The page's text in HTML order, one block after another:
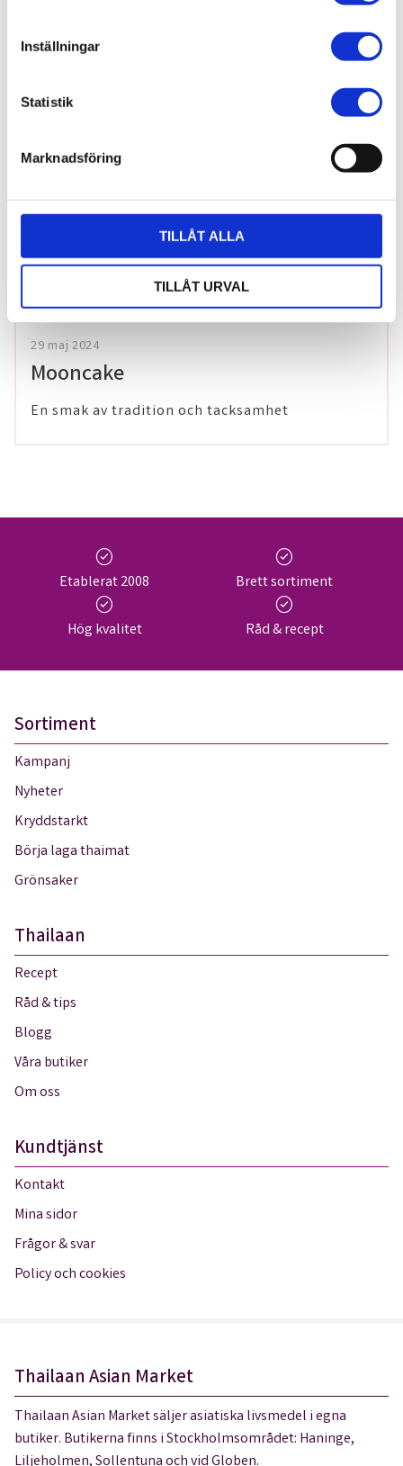
Inställningar
Statistik
Marknadsföring
TILLÅT ALLA
TILLÅT URVAL
8 februari 2026
gluten!
20 december 2025
Förkylningssäsongen är inte över –
värm dig med våra teer på Thailaan
29 maj 2024
Mooncake
En smak av tradition och tacksamhet
check_circle
Etablerat 2008
check_circle
Brett sortiment
check_circle
Hög kvalitet
check_circle
Råd & recept
Sortiment
Kampanj
Nyheter
Kryddstarkt
Börja laga thaimat
Grönsaker
Thailaan
Recept
Råd & tips
Blogg
Våra butiker
Om oss
Kundtjänst
Kontakt
Mina sidor
Frågor & svar
Policy och cookies
Thailaan Asian Market
Thailaan Asian Market säljer asiatiska livsmedel i egna
butiker. Butikerna finns i Stockholmsområdet: Haninge,
Liljeholmen, Sollentuna och vid Globen.